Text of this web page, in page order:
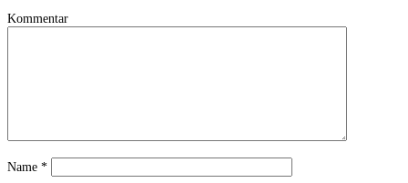
Kommentar
Name *